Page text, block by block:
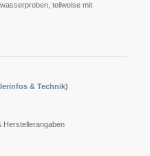
teilweise mit
& Technik)
Herstellerangaben